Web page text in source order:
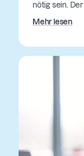
nötig sein.
Mehr lesen